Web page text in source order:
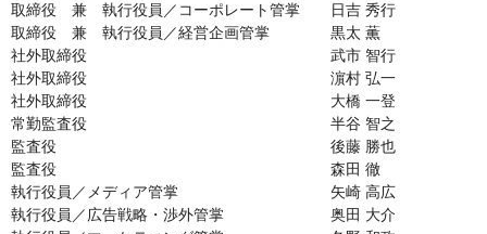
取締役　兼　執行役員／コーポレート管掌　　日吉 秀行
取締役　兼　執行役員／経営企画管掌　　　　黒太 薫
社外取締役　　　　　　　　　　　　　　　　武市 智行
社外取締役　　　　　　　　　　　　　　　　濵村 弘一
社外取締役　　　　　　　　　　　　　　　　大橋 一登
常勤監査役　　　　　　　　　　　　　　　　半谷 智之
監査役　　　　　　　　　　　　　　　　　　後藤 勝也
監査役　　　　　　　　　　　　　　　　　　森田 徹
執行役員／メディア管掌　　　　　　　　　　矢崎 高広
執行役員／広告戦略・渉外管掌　　　　　　　奥田 大介